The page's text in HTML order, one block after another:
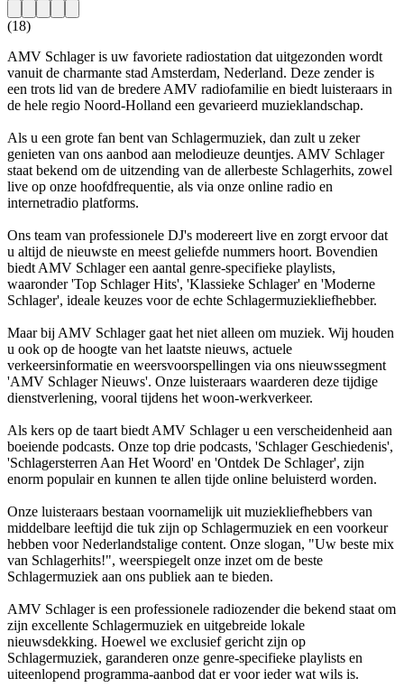
(18)
AMV Schlager is uw favoriete radiostation dat uitgezonden wordt
vanuit de charmante stad Amsterdam, Nederland. Deze zender is
een trots lid van de bredere AMV radiofamilie en biedt luisteraars in
de hele regio Noord-Holland een gevarieerd muzieklandschap.
Als u een grote fan bent van Schlagermuziek, dan zult u zeker
genieten van ons aanbod aan melodieuze deuntjes. AMV Schlager
staat bekend om de uitzending van de allerbeste Schlagerhits, zowel
live op onze hoofdfrequentie, als via onze online radio en
internetradio platforms.
Ons team van professionele DJ's modereert live en zorgt ervoor dat
u altijd de nieuwste en meest geliefde nummers hoort. Bovendien
biedt AMV Schlager een aantal genre-specifieke playlists,
waaronder 'Top Schlager Hits', 'Klassieke Schlager' en 'Moderne
Schlager', ideale keuzes voor de echte Schlagermuziekliefhebber.
Maar bij AMV Schlager gaat het niet alleen om muziek. Wij houden
u ook op de hoogte van het laatste nieuws, actuele
verkeersinformatie en weersvoorspellingen via ons nieuwssegment
'AMV Schlager Nieuws'. Onze luisteraars waarderen deze tijdige
dienstverlening, vooral tijdens het woon-werkverkeer.
Als kers op de taart biedt AMV Schlager u een verscheidenheid aan
boeiende podcasts. Onze top drie podcasts, 'Schlager Geschiedenis',
'Schlagersterren Aan Het Woord' en 'Ontdek De Schlager', zijn
enorm populair en kunnen te allen tijde online beluisterd worden.
Onze luisteraars bestaan voornamelijk uit muziekliefhebbers van
middelbare leeftijd die tuk zijn op Schlagermuziek en een voorkeur
hebben voor Nederlandstalige content. Onze slogan, "Uw beste mix
van Schlagerhits!", weerspiegelt onze inzet om de beste
Schlagermuziek aan ons publiek aan te bieden.
AMV Schlager is een professionele radiozender die bekend staat om
zijn excellente Schlagermuziek en uitgebreide lokale
nieuwsdekking. Hoewel we exclusief gericht zijn op
Schlagermuziek, garanderen onze genre-specifieke playlists en
uiteenlopend programma-aanbod dat er voor ieder wat wils is.